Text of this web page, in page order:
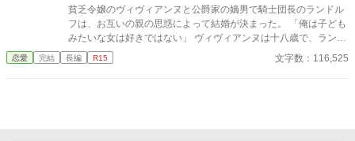
ます。すみません。
貧乏令嬢のヴィヴィアンヌと公爵家の嫡男で騎士団長のランドル
フは、お互いの親の思惑によって結婚が決まった。 「俺は子ども
みたいな女は好きではない」 ヴィヴィアンヌは十八歳で、ランド
ルフは三十歳。 ヴィヴィアンヌは背が低く、ランドルフは背が高
い。 ヴィヴィアンヌは貧乏で、ランドルフは金持ち。 何もかもが
恋愛 完結 長編 R15 文字数：116,525